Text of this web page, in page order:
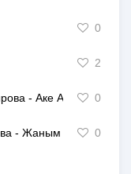
0
2
- Аке Арманы0
- Жаным сени жаксы
0